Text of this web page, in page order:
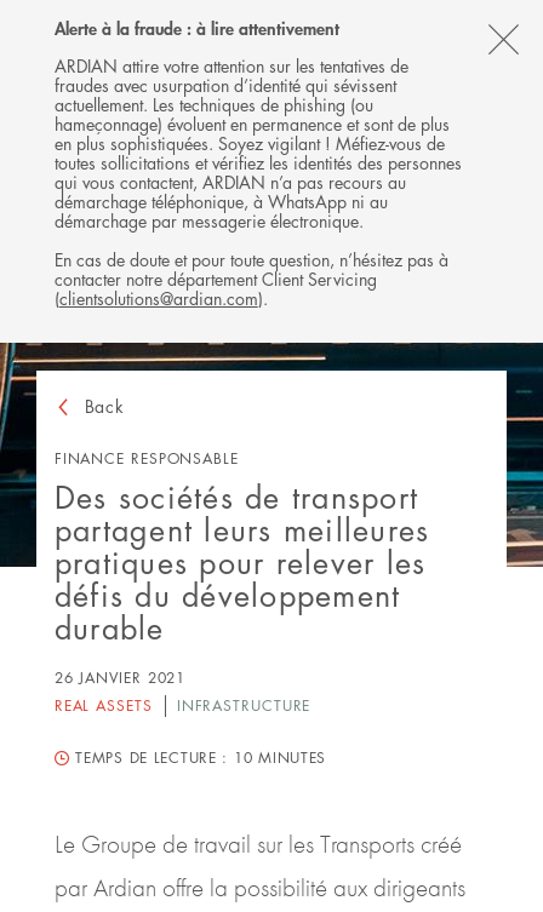
Alerte à la fraude : à lire attentivement
ARDIAN attire votre attention sur les tentatives de
fraudes avec usurpation d’identité qui sévissent
actuellement. Les techniques de phishing (ou
hameçonnage) évoluent en permanence et sont de plus
en plus sophistiquées. Soyez vigilant ! Méfiez-vous de
toutes sollicitations et vérifiez les identités des personnes
qui vous contactent, ARDIAN n’a pas recours au
démarchage téléphonique, à WhatsApp ni au
démarchage par messagerie électronique.
En cas de doute et pour toute question, n’hésitez pas à
contacter notre département Client Servicing
(clientsolutions@ardian.com).
Follow
Ardian
on
X
Follow
Ardian
on
LinkedIn
Follow
Ardian
on
YouTube
Ardian
on
Jobs
on
LinkedIn
MENU
Back
FINANCE RESPONSABLE
Des sociétés de transport
partagent leurs meilleures
pratiques pour relever les
défis du développement
durable
26 JANVIER 2021
REAL ASSETS
INFRASTRUCTURE
TEMPS DE LECTURE : 10 MINUTES
Le Groupe de travail sur les Transports créé
par Ardian offre la possibilité aux dirigeants